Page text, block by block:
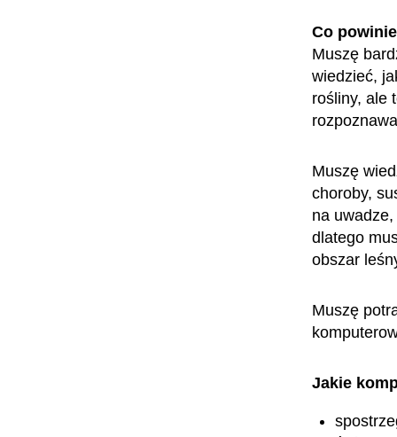
Co
Muszę
wiedzieć,
rośliny, ale
Muszę
choroby,
na
dlatego
obszar
Muszę
Jakie